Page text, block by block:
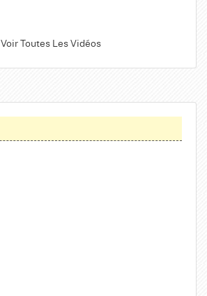
Voir Toutes Les Vidéos